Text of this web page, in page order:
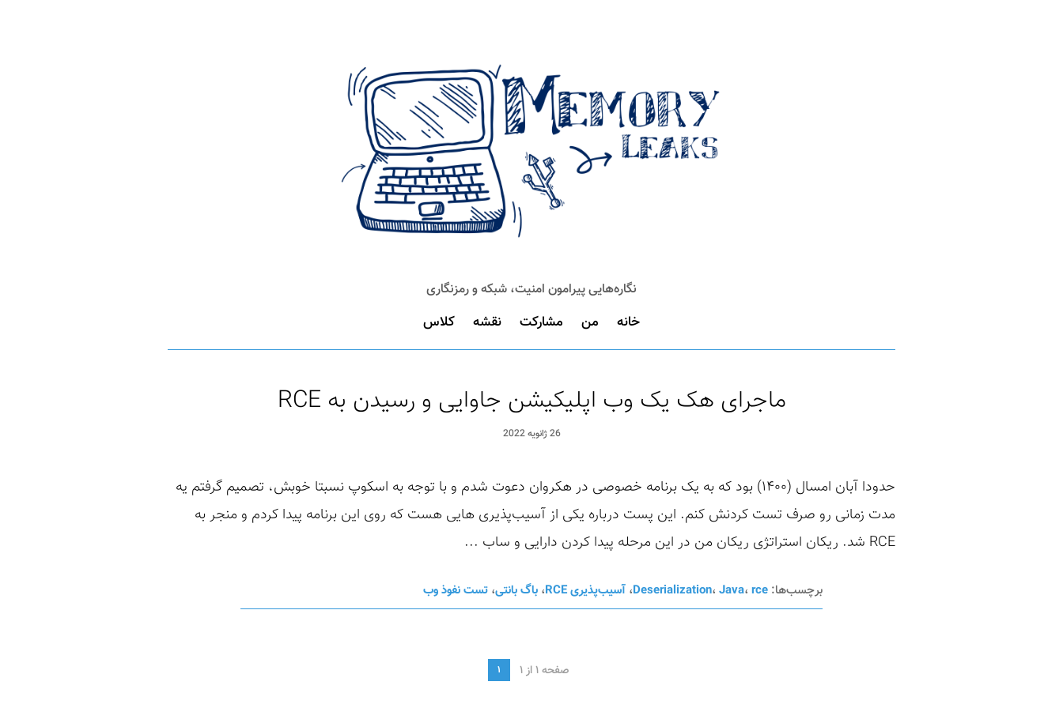
نگاره‌هایی پیرامون امنیت، شبکه و رمزنگاری
خانه من مشارکت نقشه کلاس
ماجرای هک یک وب اپلیکیشن جاوایی و رسیدن به RCE
26 ژانویه 2022
حدودا آبان امسال (۱۴۰۰) بود که به یک برنامه خصوصی در هکروان دعوت شدم و با توجه به اسکوپ نسبتا خوبش، تصمیم گرفتم یه
مدت زمانی رو صرف تست کردنش کنم. این پست درباره یکی از آسیب‌پذیری هایی هست که روی این برنامه پیدا کردم و منجر به
RCE شد. ریکان استراتژی ریکان من در این مرحله پیدا کردن دارایی و ساب ...
برچسب‌ها: Deserialization، Java، rce ، آسیب‌پذیری RCE ، باگ بانتی، تست نفوذ وب
صفحه 1 از 1 1